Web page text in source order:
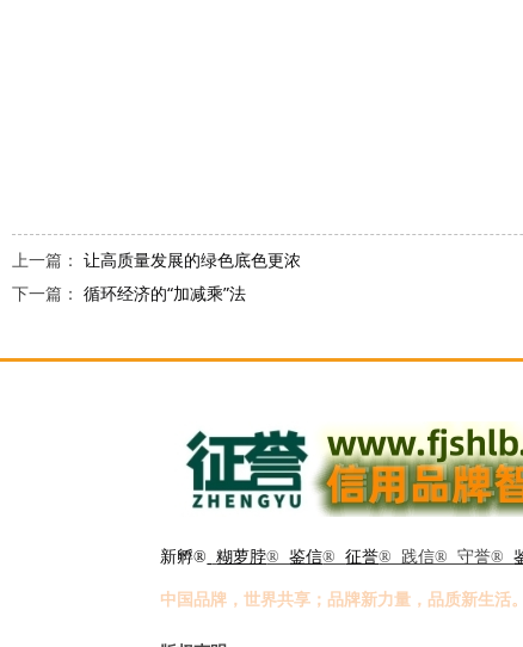
上一篇： 让高质量发展的绿色底色更浓
下一篇： 循环经济的“加减乘”法
新孵® 糊萝脖®鉴信®征誉® 践信® 守誉®
中国品牌，世界共享；品牌新力量，品质新生活。